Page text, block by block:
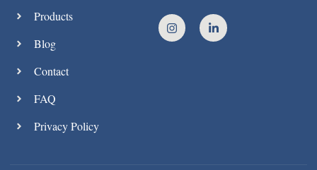
Products
Blog
Contact
FAQ
Privacy Policy